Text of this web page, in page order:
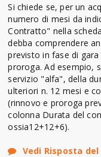
Si chiede se, per un
numero di mesi da
Contratto" nella
debba comprendere
previsto in fase di
proroga. Ad esempio,
servizio "alfa", della
ulteriori n. 12 mesi e
(rinnovo e proroga
colonna Durata del
ossia12+12+6).
Vedi Risposta del